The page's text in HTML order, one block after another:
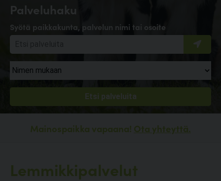
Palveluhaku
Syötä paikkakunta, palvelun nimi tai osoite
Mainospaikka vapaana! Ota yhteyttä.
Lemmikkipalvelut